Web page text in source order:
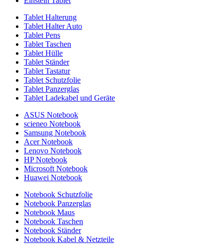
Tablet Halterung
Tablet Halter Auto
Tablet Pens
Tablet Taschen
Tablet Hülle
Tablet Ständer
Tablet Tastatur
Tablet Schutzfolie
Tablet Panzerglas
Tablet Ladekabel und Geräte
ASUS Notebook
scieneo Notebook
Samsung Notebook
Acer Notebook
Lenovo Notebook
HP Notebook
Microsoft Notebook
Huawei Notebook
Notebook Schutzfolie
Notebook Panzerglas
Notebook Maus
Notebook Taschen
Notebook Ständer
Notebook Kabel & Netzteile